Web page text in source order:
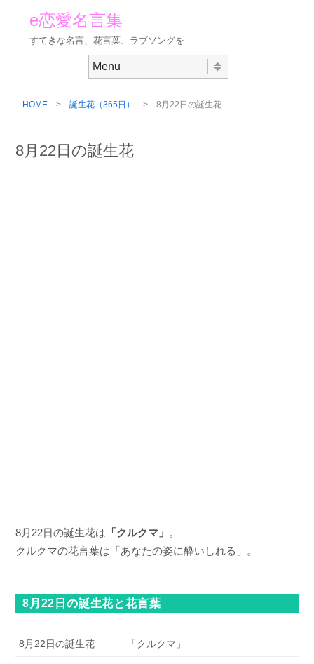
e恋愛名言集
すてきな名言、花言葉、ラブソングを
HOME > 誕生花（365日） > 8月22日の誕生花
8月22日の誕生花
8月22日の誕生花は 「クルクマ」 。
クルクマの花言葉は「あなたの姿に酔いしれる」。
8月22日の誕生花と花言葉
8月22日の誕生花 「クルクマ」